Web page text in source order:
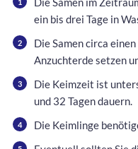
ein bis drei Tage in
Die Samen circa
Anzuchterde setzen
Die Keimzeit ist
und 32 Tagen dauern.
Die Keimlinge